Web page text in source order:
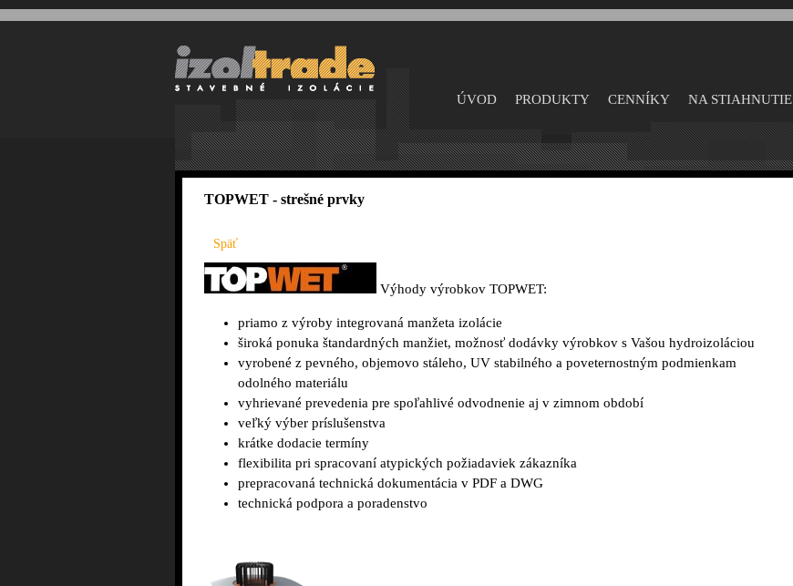
Skočiť
ÚVOD PRODUKTY CENNÍKY NA STIAHNUTIE
TOPWET - strešné prvky
Späť
Výhody výrobkov TOPWET:
priamo z výroby integrovaná manžeta izolácie
široká ponuka štandardných manžiet, možnosť dodávky výrobkov s Vašou hydroizoláciou
vyrobené z pevného, objemovo stáleho, UV stabilného a poveternostným podmienkam
odolného materiálu
vyhrievané prevedenia pre spoľahlivé odvodnenie aj v zimnom období
veľký výber príslušenstva
krátke dodacie termíny
flexibilita pri spracovaní atypických požiadaviek zákazníka
prepracovaná technická dokumentácia v PDF a DWG
technická podpora a poradenstvo